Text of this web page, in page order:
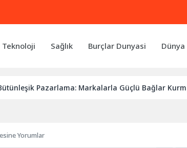
Teknoloji Sağlık Burçlar Dunyasi
Markalarla Güçlü Bağlar Kurmanın
Yorumlar